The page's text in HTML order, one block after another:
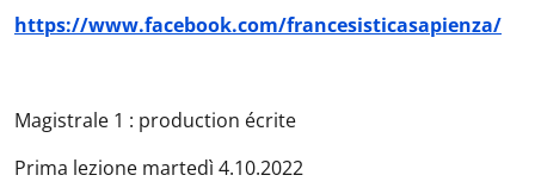
https://www.facebook.com/francesisticasapienza/
Magistrale 1 : production écrite
Prima lezione martedì 4.10.2022